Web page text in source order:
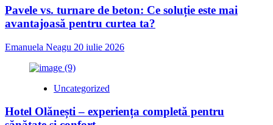
Pavele vs. turnare de beton: Ce soluție este mai
avantajoasă pentru curtea ta?
Emanuela Neagu 20 iulie 2026
Uncategorized
Hotel Olănești – experiența completă pentru